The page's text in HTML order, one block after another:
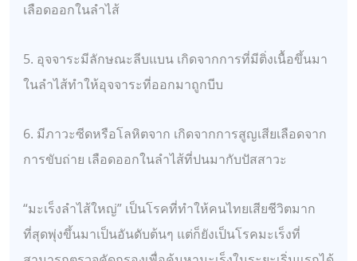
เลือดออกในลำไส้
5. อุจจาระมีลักษณะลีบแบน เกิดจากการที่มีติ่งเนื้อขึ้นมา
ในลำไส้ทำให้อุจจาระที่ออกมาถูกบีบ
6. มีภาวะซีดหรือโลหิตจาก เกิดจากการสูญเสียเลือดจาก
การขับถ่าย เลือดออกในลำไส้ที่ปนมากับปัสสาวะ
“มะเร็งลำไส้ใหญ่” เป็นโรคที่ทำให้คนไทยเสียชีวิตมาก
ที่สุดพุ่งขึ้นมาเป็นอันดับต้นๆ แต่ก็ยังเป็นโรคมะเร็งที่